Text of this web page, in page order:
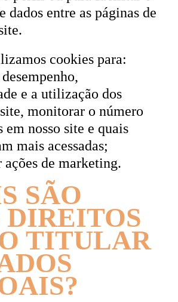
dados entre as páginas de
cookies para:
e a utilização dos
monitorar o número
em nosso site e quais
mais acessadas;
ações de marketing.
SÃO
DIREITOS
TITULAR